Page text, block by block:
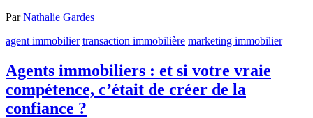
ParNathalie Gardes
agent immobilier transaction immobilière marketing immobilier
Agents immobiliers : et si votre vraie
compétence, c’était de créer de la
confiance ?